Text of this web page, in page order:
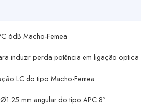
6dB Macho-Femea
induzir perda potência em ligação optica
LC do tipo Macho-Femea
mm angular do tipo APC 8º